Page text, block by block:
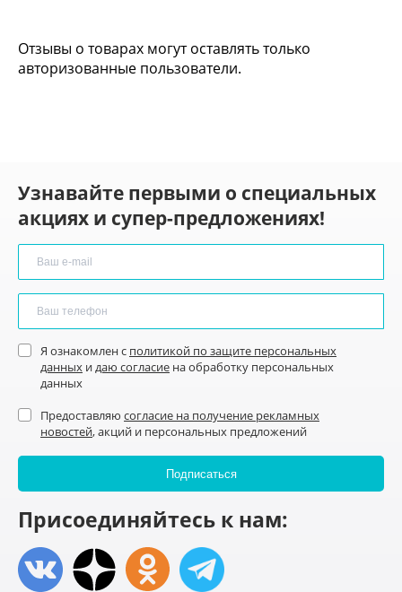
Отзывы о товарах могут оставлять только
авторизованные пользователи.
Узнавайте первыми о специальных
акциях и супер-предложениях!
Я ознакомлен с политикой по защите персональных
данных идаю согласие на обработку персональных
данных
Предоставляю согласие на получение рекламных
новостей, акций и персональных предложений
Присоединяйтесь к нам: